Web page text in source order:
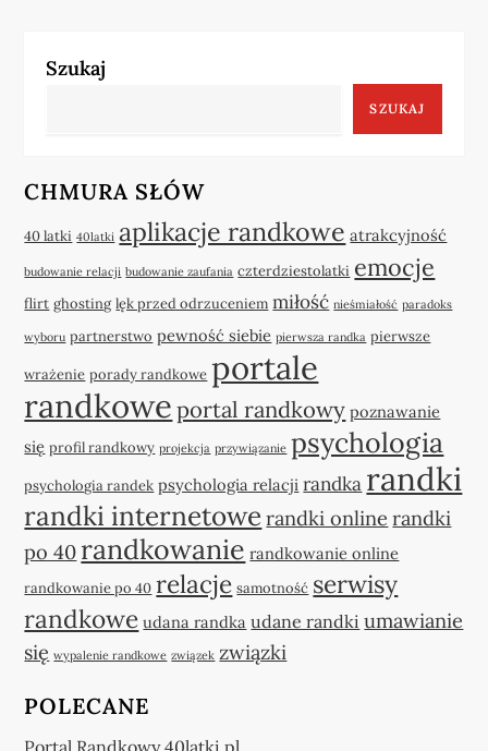
Szukaj
SZUKAJ
CHMURA SŁÓW
40 latki 40latki aplikacje randkowe atrakcyjność
budowanie relacji budowanie zaufania czterdziestolatki emocje
flirt ghosting lęk przed odrzuceniem miłość nieśmiałość paradoks
wyboru partnerstwo pewność siebie pierwsza randka pierwsze
wrażenie porady randkowe portale
randkowe portal randkowy poznawanie
się profil randkowy projekcja przywiązanie psychologia
psychologia randek psychologia relacji randka randki
randki internetowe randki online randki
po 40 randkowanie randkowanie online
randkowanie po 40 relacje samotność serwisy
randkowe udana randka udane randki umawianie
się wypalenie randkowe związek związki
POLECANE